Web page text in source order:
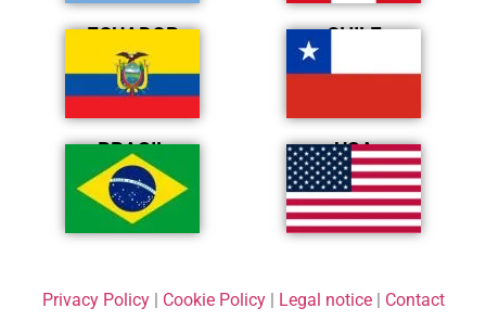
ECUADOR CHILE
BRASIL USA
Privacy Policy| Cookie Policy| Legal notice| Contact